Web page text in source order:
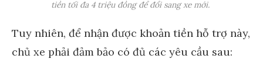
tiền tối đa 4 triệu đồng để đổi sang xe mới.
Tuy nhiên, để nhận được khoản tiền hỗ trợ này,
chủ xe phải đảm bảo có đủ các yêu cầu sau: